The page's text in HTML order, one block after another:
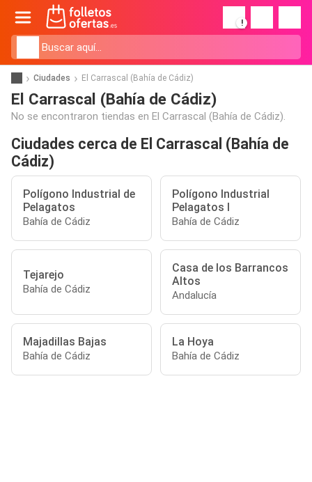
!
Ciudades El Carrascal (Bahía de Cádiz)
El Carrascal (Bahía de Cádiz)
No se encontraron tiendas en El Carrascal (Bahía de Cádiz).
Ciudades cerca de El Carrascal (Bahía de
Cádiz)
Polígono Industrial de
Pelagatos
Bahía de Cádiz
Polígono Industrial
Pelagatos I
Bahía de Cádiz
Tejarejo
Bahía de Cádiz
Casa de los Barrancos
Altos
Andalucía
Majadillas Bajas
Bahía de Cádiz
La Hoya
Bahía de Cádiz